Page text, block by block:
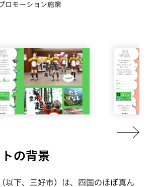
ロモーション施策
の背景
以下、三好市）は、四国のほぼ真ん